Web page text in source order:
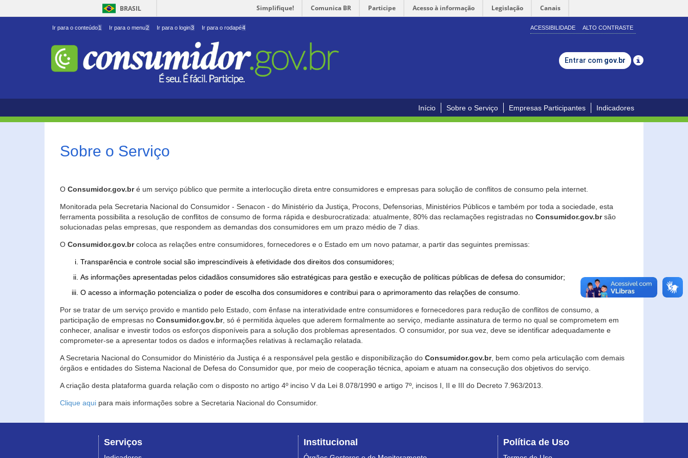
BRASIL Simplifique! Comunica BR Participe Acesso à informação Legislação Canais
Ir para o conteúdo1 Ir para o menu2 Ir para o login3 Ir para o rodapé4 ACESSIBILIDADE ALTO CONTRASTE
Entrar com gov.br
Início Sobre o Serviço Empresas Participantes Indicadores
Sobre o Serviço
O Consumidor.gov.bré um serviço público que permite a interlocução direta entre consumidores e empresas para solução de conflitos de consumo pela internet.
Monitorada pela Secretaria Nacional do Consumidor - Senacon - do Ministério da Justiça, Procons, Defensorias, Ministérios Públicos e também por toda a sociedade, esta
ferramenta possibilita a resolução de conflitos de consumo de forma rápida e desburocratizada: atualmente, 80% das reclamações registradas no Consumidor.gov.brsão
solucionadas pelas empresas, que respondem as demandas dos consumidores em um prazo médio de 7 dias.
O Consumidor.gov.brcoloca as relações entre consumidores, fornecedores e o Estado em um novo patamar, a partir das seguintes premissas:
Transparência e controle social são imprescindíveis à efetividade dos direitos dos consumidores;
As informações apresentadas pelos cidadãos consumidores são estratégicas para gestão e execução de políticas públicas de defesa do consumidor;
O acesso a informação potencializa o poder de escolha dos consumidores e contribui para o aprimoramento das relações de consumo.
Por se tratar de um serviço provido e mantido pelo Estado, com ênfase na interatividade entre consumidores e fornecedores para redução de conflitos de consumo, a
participação de empresas no Consumidor.gov.br, só é permitida àqueles que aderem formalmente ao serviço, mediante assinatura de termo no qual se comprometem em
conhecer, analisar e investir todos os esforços disponíveis para a solução dos problemas apresentados. O consumidor, por sua vez, deve se identificar adequadamente e
comprometer-se a apresentar todos os dados e informações relativas à reclamação relatada.
A Secretaria Nacional do Consumidor do Ministério da Justiça é a responsável pela gestão e disponibilização do Consumidor.gov.br, bem como pela articulação com demais
órgãos e entidades do Sistema Nacional de Defesa do Consumidor que, por meio de cooperação técnica, apoiam e atuam na consecução dos objetivos do serviço.
A criação desta plataforma guarda relação com o disposto no artigo 4º inciso V da Lei 8.078/1990 e artigo 7º, incisos I, II e III do Decreto 7.963/2013.
Clique aqui para mais informações sobre a Secretaria Nacional do Consumidor.
Serviços Institucional Política de Uso